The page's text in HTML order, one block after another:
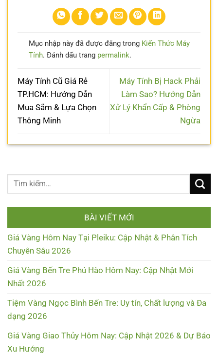
Mục nhập này đã được đăng trong Kiến Thức Máy
Tính. Đánh dấu trang permalink.
Máy Tính Cũ Giá Rẻ
TP.HCM: Hướng Dẫn
Mua Sắm & Lựa Chọn
Thông Minh
Máy Tính Bị Hack Phải
Làm Sao? Hướng Dẫn
Xử Lý Khẩn Cấp & Phòng
Ngừa
BÀI VIẾT MỚI
Giá Vàng Hôm Nay Tại Pleiku: Cập Nhật & Phân Tích
Chuyên Sâu 2026
Giá Vàng Bến Tre Phú Hào Hôm Nay: Cập Nhật Mới
Nhất 2026
Tiệm Vàng Ngọc Bình Bến Tre: Uy tín, Chất lượng và Đa
dạng 2026
Giá Vàng Giao Thủy Hôm Nay: Cập Nhật 2026 & Dự Báo
Xu Hướng